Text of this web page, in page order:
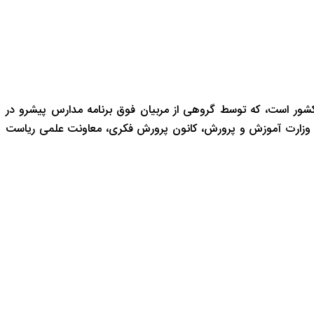
است، که توسط گروهی از مربیان فوق برنامه مدارس پیشرو در
آموزش و پرورش، کانون پرورش فکری، معاونت علمی ریاست